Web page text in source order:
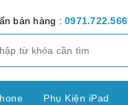
bán hàng : 0971.722.566
Phụ Kiện iPad